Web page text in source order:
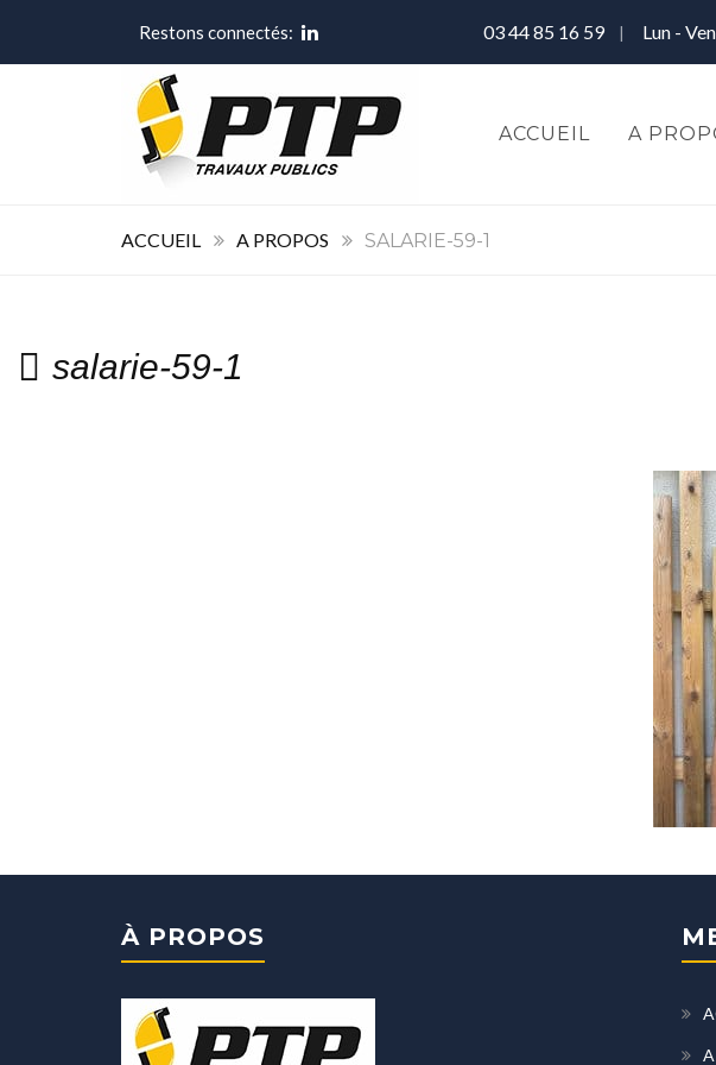
Restons connectés: 03 44 85 16 59| Lun -
ACCUEIL A
ACCUEIL A PROPOS SALARIE-59-1
salarie-59-1
À PROPOS